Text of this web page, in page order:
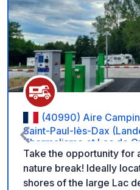
(40990) Aire
Saint-Paul-lès-Dax
Thermalisme et Lac de
Take the opportunity for
nature break! Ideally
shores of the large Lac